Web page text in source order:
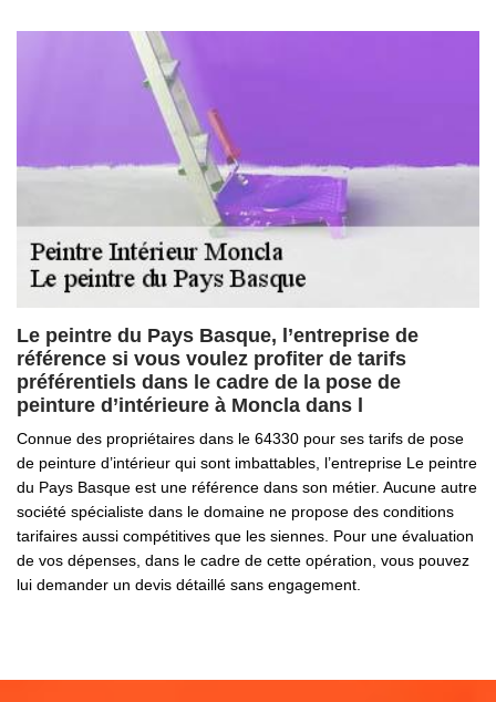
Le peintre du Pays Basque, l’entreprise de
référence si vous voulez profiter de tarifs
préférentiels dans le cadre de la pose de
peinture d’intérieure à Moncla dans l
Connue des propriétaires dans le 64330 pour ses tarifs de pose
de peinture d’intérieur qui sont imbattables, l’entreprise Le peintre
du Pays Basque est une référence dans son métier. Aucune autre
société spécialiste dans le domaine ne propose des conditions
tarifaires aussi compétitives que les siennes. Pour une évaluation
de vos dépenses, dans le cadre de cette opération, vous pouvez
lui demander un devis détaillé sans engagement.